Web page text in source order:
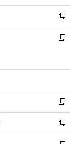
開
く
ウ
で
開
く
ン
ド
ウ
で
ウ
ィ
ン
ド
開
新
し
い
ン
ウ
で
開
く
新
ウ
ン
ド
ウ
で
開
新
し
い
ウ
新
し